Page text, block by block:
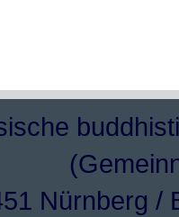
Nürnberg /